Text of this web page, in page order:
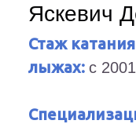
Яскевич
Стаж
лыжах:с